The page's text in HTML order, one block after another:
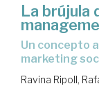
La brújula
Un concepto a explorar por las empresas, el
marketing
Ravina Ripoll,